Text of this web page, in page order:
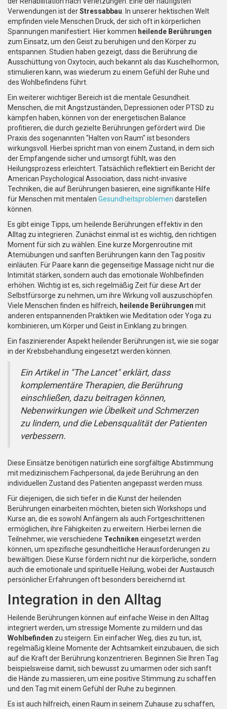
Verwendungen ist derStressabbau. In unserer hektischen Welt
empfinden viele Menschen Druck, der sich oft in körperlichen
Spannungen manifestiert. Hier kommen heilende Berührungen
zum Einsatz, um den Geist zu beruhigen und den Körper zu
entspannen. Studien haben gezeigt, dass die Berührung die
Ausschüttung von Oxytocin, auch bekannt als das Kuschelhormon,
stimulieren kann, was wiederum zu einem Gefühl der Ruhe und
des Wohlbefindens führt.
Ein weiterer wichtiger Bereich ist die mentale Gesundheit.
Menschen, die mit Angstzuständen, Depressionen oder PTSD zu
kämpfen haben, können von der energetischen Balance
profitieren, die durch gezielte Berührungen gefördert wird. Die
Praxis des sogenannten "Halten von Raum" ist besonders
wirkungsvoll. Hierbei spricht man von einem Zustand, in dem sich
der Empfangende sicher und umsorgt fühlt, was den
Heilungsprozess erleichtert. Tatsächlich reflektiert ein Bericht der
American Psychological Association, dass nicht-invasive
Techniken, die auf Berührungen basieren, eine signifikante Hilfe
für Menschen mit mentalen Gesundheitsproblemen darstellen
können.
Es gibt einige Tipps, um heilende Berührungen effektiv in den
Alltag zu integrieren. Zunächst einmal ist es wichtig, den richtigen
Moment für sich zu wählen. Eine kurze Morgenroutine mit
Atemübungen und sanften Berührungen kann den Tag positiv
einläuten. Für Paare kann die gegenseitige Massage nicht nur die
Intimität stärken, sondern auch das emotionale Wohlbefinden
erhöhen. Wichtig ist es, sich regelmäßig Zeit für diese Art der
Selbstfürsorge zu nehmen, um ihre Wirkung voll auszuschöpfen.
Viele Menschen finden es hilfreich, heilende Berührungen mit
anderen entspannenden Praktiken wie Meditation oder Yoga zu
kombinieren, um Körper und Geist in Einklang zu bringen.
Ein faszinierender Aspekt heilender Berührungen ist, wie sie sogar
in der Krebsbehandlung eingesetzt werden können.
Ein Artikel in "The Lancet" erklärt, dass
komplementäre Therapien, die Berührung
einschließen, dazu beitragen können,
Nebenwirkungen wie Übelkeit und Schmerzen
zu lindern, und die Lebensqualität der Patienten
verbessern.
Diese Einsätze benötigen natürlich eine sorgfältige Abstimmung
mit medizinischem Fachpersonal, da jede Berührung an den
individuellen Zustand des Patienten angepasst werden muss.
Für diejenigen, die sich tiefer in die Kunst der heilenden
Berührungen einarbeiten möchten, bieten sich Workshops und
Kurse an, die es sowohl Anfängern als auch Fortgeschrittenen
ermöglichen, ihre Fähigkeiten zu erweitern. Hierbei lernen die
Teilnehmer, wie verschiedene Techniken eingesetzt werden
können, um spezifische gesundheitliche Herausforderungen zu
bewältigen. Diese Kurse fördern nicht nur die körperliche, sondern
auch die emotionale und spirituelle Heilung, wobei der Austausch
persönlicher Erfahrungen oft besonders bereichernd ist.
Integration in den Alltag
Heilende Berührungen können auf einfache Weise in den Alltag
integriert werden, um stressige Momente zu mildern und das
Wohlbefinden zu steigern. Ein einfacher Weg, dies zu tun, ist,
regelmäßig kleine Momente der Achtsamkeit einzubauen, die sich
auf die Kraft der Berührung konzentrieren. Beginnen Sie Ihren Tag
beispielsweise damit, sich bewusst zu umarmen oder sich sanft
die Hände zu massieren, um eine positive Stimmung zu schaffen
und den Tag mit einem Gefühl der Ruhe zu beginnen.
Es ist auch hilfreich, einen Raum in seinem Zuhause zu schaffen,